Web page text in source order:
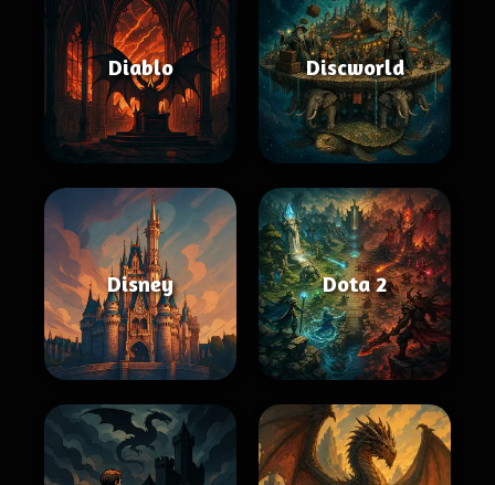
Diablo Discworld
Disney Dota 2